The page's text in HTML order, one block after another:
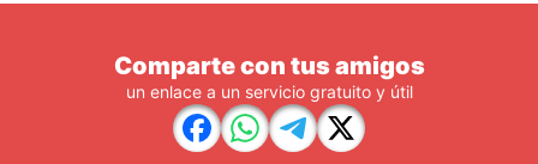
Comparte con tus amigos
un enlace a un servicio gratuito y útil